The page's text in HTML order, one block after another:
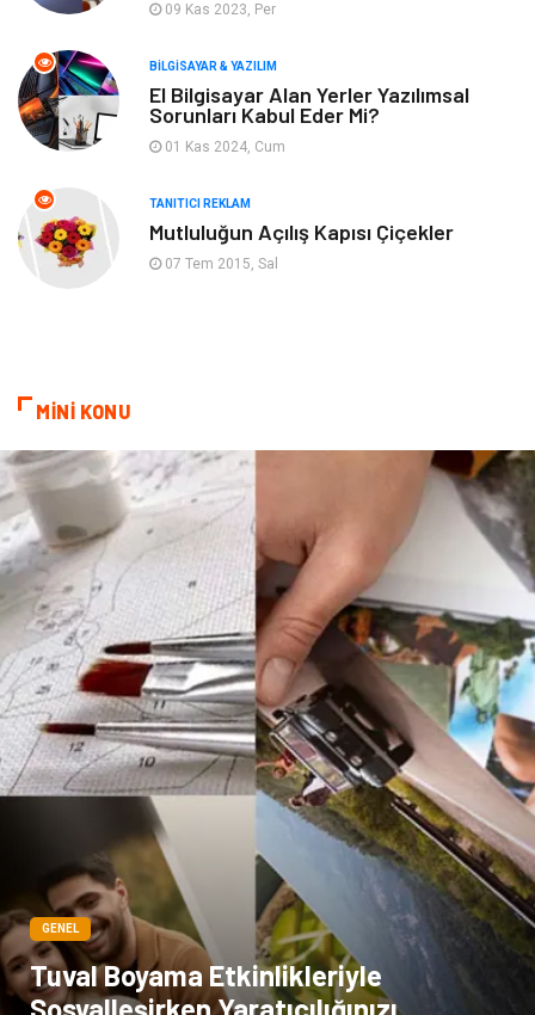
Eğlence
Plastik
Hizmet
Aksesuar
Hediyelik Eşya
Moda
Bakım Kültür
Basın Yayın İthalat İhracat
Dernekler ve Birlikler Kiralama Servisleri
Telekomünikasyon Tarım & Hayvancılık
Periyodik Kontrol Spor Malzemeleri
09 Kas 2023, Per
BILGISAYAR & YAZILIM
El Bilgisayar Alan Yerler Yazılımsal
Sorunları Kabul Eder Mi?
01 Kas 2024, Cum
TANITICI REKLAM
Mutluluğun Açılış Kapısı Çiçekler
07 Tem 2015, Sal
MİNİ KONU
GENEL
Tuval Boyama Etkinlikleriyle